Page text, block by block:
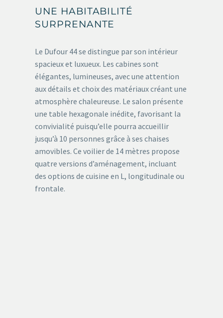
UNE HABITABILITÉ
SURPRENANTE
Le Dufour 44 se distingue par son intérieur
spacieux et luxueux. Les cabines sont
élégantes, lumineuses, avec une attention
aux détails et choix des matériaux créant une
atmosphère chaleureuse. Le salon présente
une table hexagonale inédite, favorisant la
convivialité puisqu’elle pourra accueillir
jusqu’à 10 personnes grâce à ses chaises
amovibles. Ce voilier de 14 mètres propose
quatre versions d’aménagement, incluant
des options de cuisine en L, longitudinale ou
frontale.